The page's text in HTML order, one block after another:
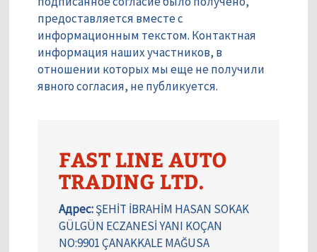
предоставляется вместе с
информационным текстом. Контактная
информация наших участников, в
отношении которых мы еще не получили
явного согласия, не публикуется.
FAST LINE AUTO
TRADING LTD.
Адрес:ŞEHİT İBRAHİM HASAN SOKAK
GÜLGÜN ECZANESİ YANI KOÇAN
NO:9901 ÇANAKKALE MAĞUSA